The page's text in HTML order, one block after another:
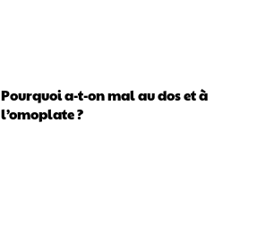
Pourquoi a-t-on mal au dos et à
l’omoplate ?